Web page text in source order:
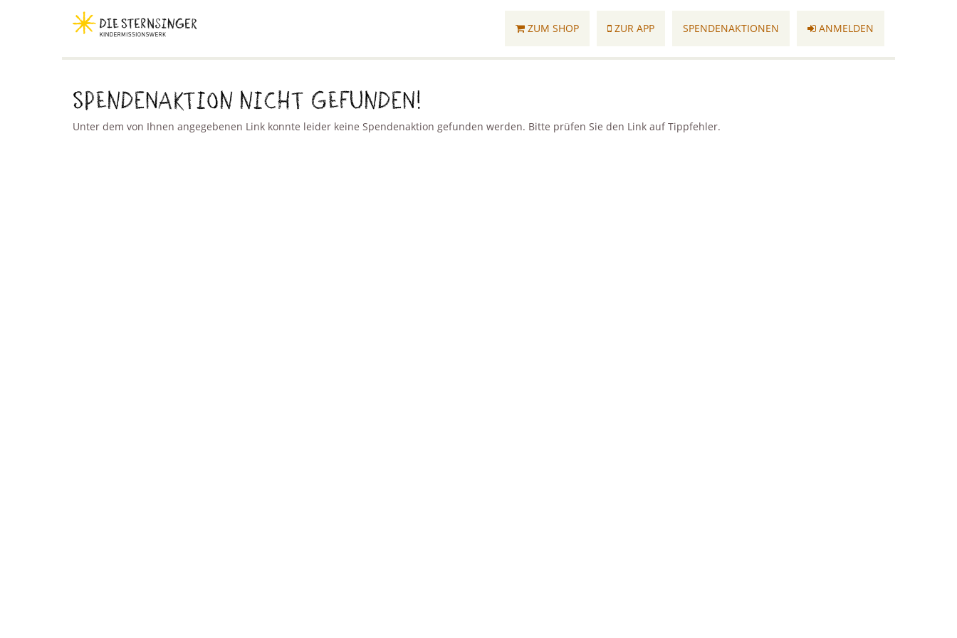
ZUM SHOP ZUR APP SPENDENAKTIONEN ANMELDEN
Spendenaktion nicht gefunden!
Unter dem von Ihnen angegebenen Link konnte leider keine Spendenaktion gefunden werden. Bitte prüfen Sie den Link auf Tippfehler.